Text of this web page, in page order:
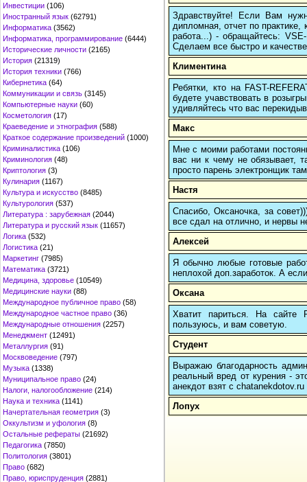
Инвестиции (106)
Иностранный язык (62791)
Информатика (3562)
Информатика, программирование (6444)
Исторические личности (2165)
История (21319)
История техники (766)
Кибернетика (64)
Коммуникации и связь (3145)
Компьютерные науки (60)
Косметология (17)
Краеведение и этнография (588)
Краткое содержание произведений (1000)
Криминалистика (106)
Криминология (48)
Криптология (3)
Кулинария (1167)
Культура и искусство (8485)
Культурология (537)
Литература : зарубежная (2044)
Литература и русский язык (11657)
Логика (532)
Логистика (21)
Маркетинг (7985)
Математика (3721)
Медицина, здоровье (10549)
Медицинские науки (88)
Международное публичное право (58)
Международное частное право (36)
Международные отношения (2257)
Менеджмент (12491)
Металлургия (91)
Москвоведение (797)
Музыка (1338)
Муниципальное право (24)
Налоги, налогообложение (214)
Наука и техника (1141)
Начертательная геометрия (3)
Оккультизм и уфология (8)
Остальные рефераты (21692)
Педагогика (7850)
Политология (3801)
Право (682)
Право, юриспруденция (2881)
Здравствуйте! Если Вам
дипломная, отчет по
работа...) - обращайтесь:
Сделаем все быстро и
Климентина
Ребятки, кто на FAST-
будете учавствовать в
удивляйтесь что вас
Макс
Мне с моими работами
вас ни к чему не обязывает,
просто парень электронщик
Настя
Спасибо, Оксаночка, за
все сдал на отлично, и нервы
Алексей
Я обычно любые готовые
неплохой доп.заработок. А
Оксана
Хватит париться. На
пользуюсь, и вам советую.
Студент
Выражаю благодарность
реальный вред от курения -
анекдот взят с chatanekdotov.ru
Лопух